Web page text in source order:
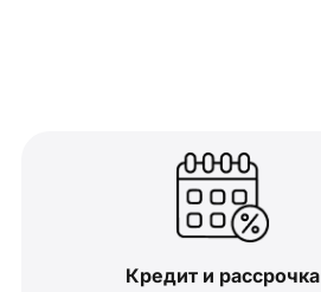
Кредит и рассрочка